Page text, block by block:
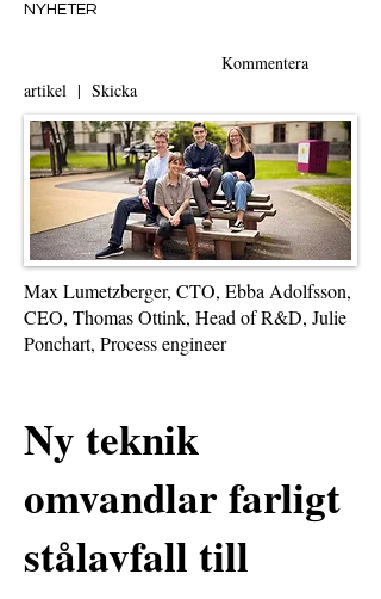
NYHETER
Kommentera
artikel | Skicka
Max Lumetzberger, CTO, Ebba Adolfsson,
CEO, Thomas Ottink, Head of R&D, Julie
Ponchart, Process engineer
Ny teknik
omvandlar farligt
stålavfall till